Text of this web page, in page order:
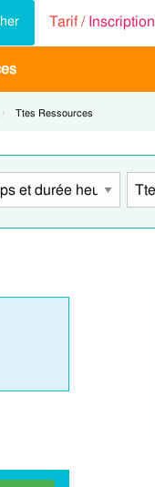
Tarif /Inscription
Current:
Ttes Ressources